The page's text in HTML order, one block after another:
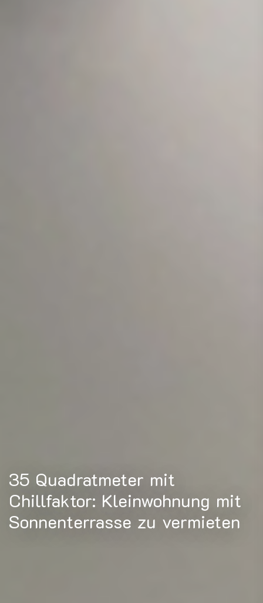
35 Quadratmeter mit
Chillfaktor: Kleinwohnung mit
Sonnenterrasse zu vermieten